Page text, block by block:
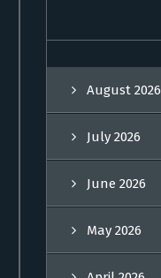
August 2026
July 2026
June 2026
May 2026